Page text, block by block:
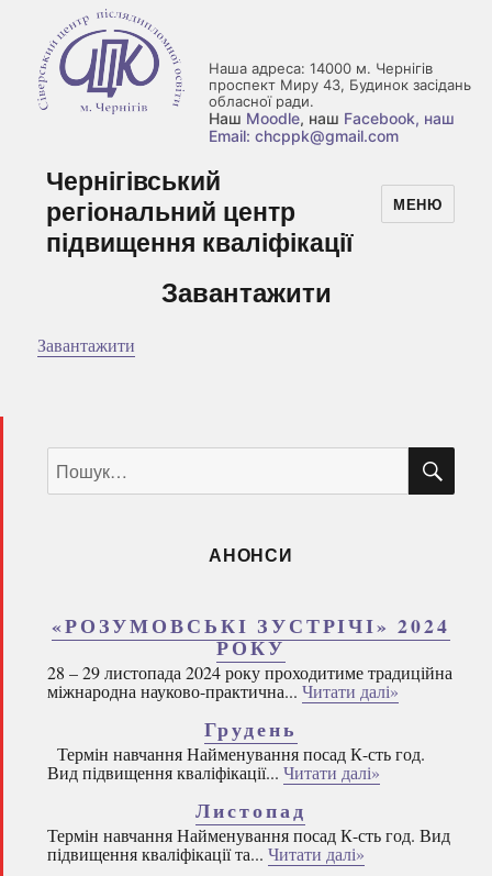
Наша адреса: 14000 м. Чернігів
проспект Миру 43, Будинок засідань
обласної ради.
Наш Moodle, наш Facebook, наш
Email: chcppk@gmail.com
Чернігівський
регіональний центр
підвищення кваліфікації
МЕНЮ
Завантажити
Завантажити
за
запитом:
АНОНСИ
«РОЗУМОВСЬКІ ЗУСТРІЧІ» 2024
РОКУ
28 – 29 листопада 2024 року проходитиме традиційна
міжнародна науково-практична... Читати далі»
Грудень
Термін навчання Найменування посад К-сть год.
Вид підвищення кваліфікації... Читати далі»
Листопад
Термін навчання Найменування посад К-сть год. Вид
підвищення кваліфікації та... Читати далі»